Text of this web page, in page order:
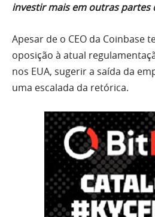
investir mais em outras partes
Apesar de o CEO da Coinbase
oposição à atual
nos EUA, sugerir a saída da
uma escalada da retórica.